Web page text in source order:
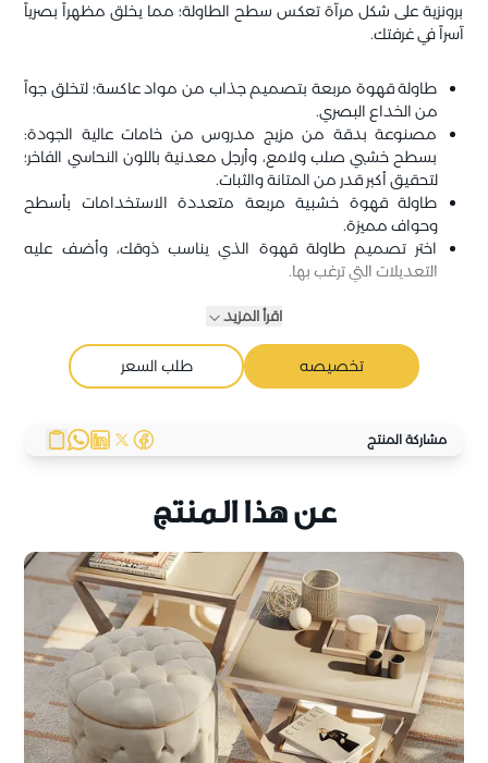
برونزية على شكل مرآة تعكس سطح الطاولة؛ مما يخلق مظهراً بصرياً
آسراً في غرفتك.
طاولة قهوة مربعة بتصميم جذاب من مواد عاكسة؛ لتخلق جواً
من الخداع البصري.
مصنوعة بدقة من مزيج مدروس من خامات عالية الجودة:
بسطح خشبي صلب ولامع، وأرجل معدنية باللون النحاسي الفاخر؛
لتحقيق أكبر قدر من المتانة والثبات.
طاولة قهوة خشبية مربعة متعددة الاستخدامات بأسطح
وحواف مميزة.
اختر تصميم طاولة قهوة الذي يناسب ذوقك، وأضف عليه
التعديلات التي ترغب بها.
اقرأ المزيد
تخصيصه طلب السعر
مشاركة المنتج
عن هذا المنتج